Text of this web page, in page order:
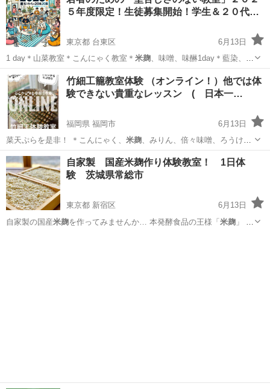
５年度限定！生徒募集開始！学生＆２０代…
東京都 台東区
6月13日
1 day＊山菜教室＊こんにゃく教室＊ 米麹、味噌、味醂1day＊藍染、ス
クモ、草…
東京 台東区 英語
竹細工籠教室体験 （オンライン！）他では体
験できない貴重なレッスン ( 日本一…
福岡県 福岡市
6月13日
菜天ぷらを是非！ ＊こんにゃく、 米麹、みりん、倍々味噌、ろうけつ
染め、スク…
福岡 福岡市 日本文化 山菜
自家製 国産米麹作り体験教室！ 1日体
験 茨城県常総市
東京都 新宿区
6月13日
自家製の国産米麹を作ってみませんか… 本発酵食品の王様「 米麹」 る